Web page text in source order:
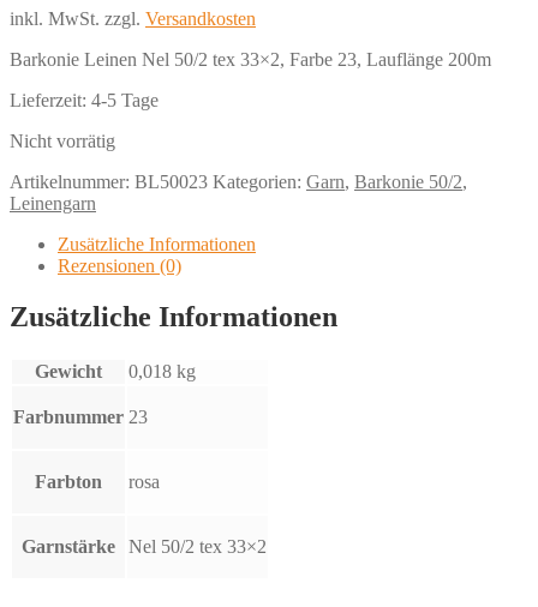
inkl. MwSt. zzgl. Versandkosten
Barkonie Leinen Nel 50/2 tex 33×2, Farbe 23, Lauflänge 200m
Lieferzeit: 4-5 Tage
Nicht vorrätig
Artikelnummer: BL50023 Kategorien: Garn, Barkonie 50/2,
Leinengarn
Zusätzliche Informationen
Rezensionen (0)
Zusätzliche Informationen
Gewicht 0,018 kg
Farbnummer 23
Farbton rosa
Garnstärke Nel 50/2 tex 33×2